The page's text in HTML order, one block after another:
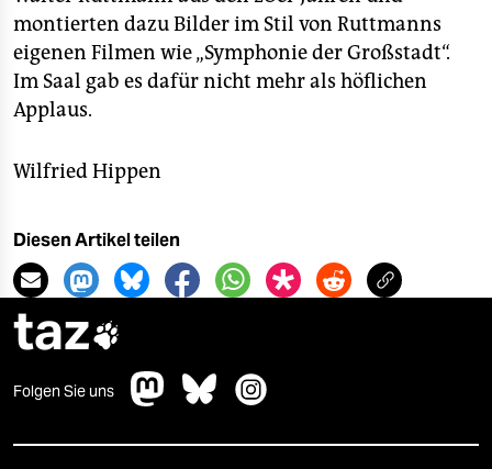
montierten dazu Bilder im Stil von Ruttmanns
eigenen Filmen wie „Symphonie der Großstadt“.
Im Saal gab es dafür nicht mehr als höflichen
Applaus.
Wilfried Hippen
Diesen Artikel teilen
taz
Folgen Sie uns